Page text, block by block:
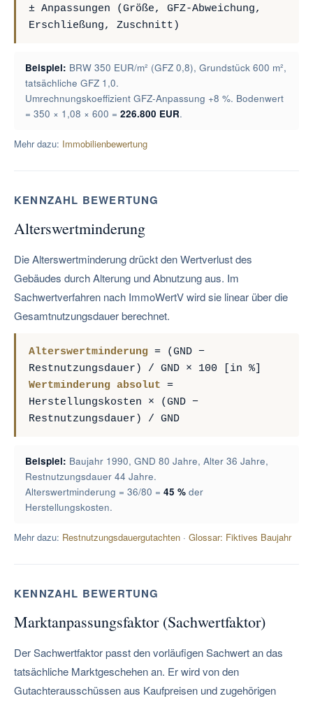
± Anpassungen (Größe, GFZ-Abweichung,
Erschließung, Zuschnitt)
Beispiel: BRW 350 EUR/m² (GFZ 0,8), Grundstück 600 m²,
tatsächliche GFZ 1,0.
Umrechnungskoeffizient GFZ-Anpassung +8 %. Bodenwert
= 350 × 1,08 × 600 = 226.800 EUR.
Mehr dazu: Immobilienbewertung
KENNZAHL BEWERTUNG
Alterswertminderung
Die Alterswertminderung drückt den Wertverlust des
Gebäudes durch Alterung und Abnutzung aus. Im
Sachwertverfahren nach ImmoWertV wird sie linear über die
Gesamtnutzungsdauer berechnet.
Alterswertminderung = (GND −
Restnutzungsdauer) / GND × 100 [in %]
Wertminderung absolut =
Herstellungskosten × (GND −
Restnutzungsdauer) / GND
Beispiel: Baujahr 1990, GND 80 Jahre, Alter 36 Jahre,
Restnutzungsdauer 44 Jahre.
Alterswertminderung = 36/80 = 45 % der
Herstellungskosten.
Mehr dazu: Restnutzungsdauergutachten · Glossar: Fiktives Baujahr
KENNZAHL BEWERTUNG
Marktanpassungsfaktor (Sachwertfaktor)
Der Sachwertfaktor passt den vorläufigen Sachwert an das
tatsächliche Marktgeschehen an. Er wird von den
Gutachterausschüssen aus Kaufpreisen und zugehörigen